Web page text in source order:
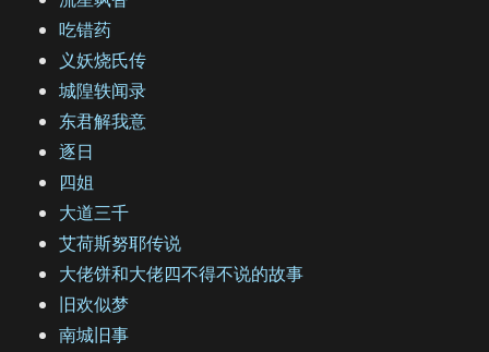
吃错药
义妖烧氏传
城隍轶闻录
东君解我意
逐日
四姐
大道三千
艾荷斯努耶传说
大佬饼和大佬四不得不说的故事
旧欢似梦
南城旧事